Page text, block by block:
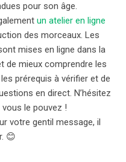
pour son âge.
un atelier en ligne
des morceaux. Les
mises en ligne dans la
de mieux comprendre les
prérequis à vérifier et de
en direct. N’hésitez
le pouvez !
votre gentil message, il
😊